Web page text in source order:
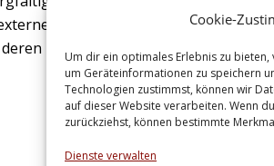
Cookie-
Um dir ein optimales Erlebnis zu
um Geräteinformationen zu speichern
Technologien zustimmst, können wir
auf dieser Website verarbeiten. Wenn
zurückziehst, können bestimmte
Dienste verwalten
Links. Für den Inhalt der
Betreiber verantwortlich.